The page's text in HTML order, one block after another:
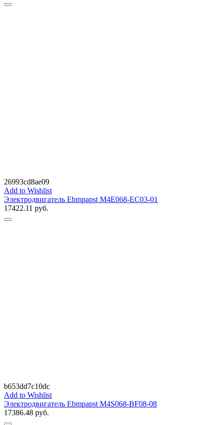
26993cd8ae09
Add to Wishlist
Электродвигатель Ebmpapst M4E068-EC03-01
17422.11 руб.
b653dd7c10dc
Add to Wishlist
Электродвигатель Ebmpapst M4S068-BF08-08
17386.48 руб.